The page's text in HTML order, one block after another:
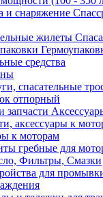
средства
спасательные
отпорный
к моторам
гребные для
Фильтры, Смазки
для